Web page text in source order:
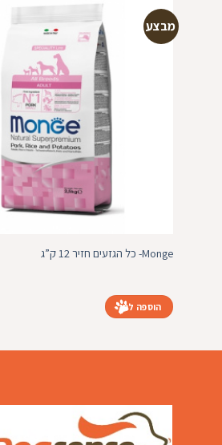
מבצע
Monge- כל הגזעים חזיר 12 ק”ג
הוספה לסל